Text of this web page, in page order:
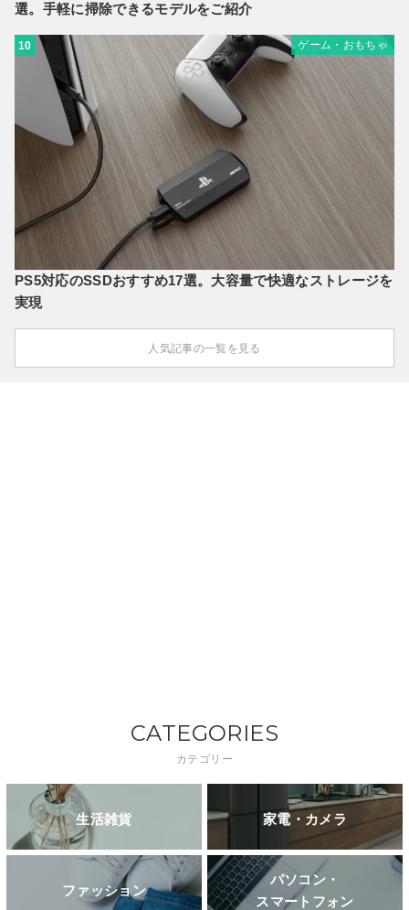
選。手軽に掃除できるモデルをご紹介
10 ゲーム・おもちゃ
PS5対応のSSDおすすめ17選。大容量で快適なストレージを
実現
人気記事の一覧を見る
CATEGORIES
カテゴリー
生活雑貨 家電・カメラ
ファッション
パソコン・
スマートフォン